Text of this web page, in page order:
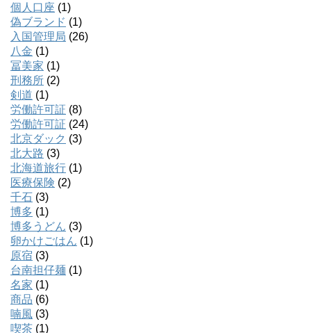
個人口座 (1)
偽ブランド (1)
入国管理局 (26)
八金 (1)
冨美家 (1)
刑務所 (2)
剣道 (1)
労働許可証 (8)
労働許可証 (24)
北京ダック (3)
北大路 (3)
北海道旅行 (1)
医療保険 (2)
千石 (3)
博多 (1)
博多うどん (3)
卵かけごはん (1)
原宿 (3)
台南担仔麺 (1)
名家 (1)
商品 (6)
喃風 (3)
喫茶 (1)